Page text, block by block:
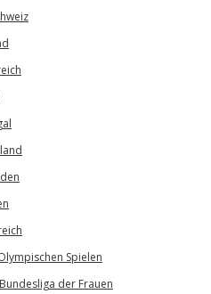
Spielen
der Frauen